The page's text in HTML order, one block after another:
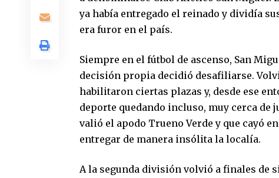
ya había entregado el reinado y dividía
era furor en el país.
Siempre en el fútbol de ascenso, San
decisión propia decidió desafiliarse.
habilitaron ciertas plazas y, desde ese
deporte quedando incluso, muy cerca de
valió el apodo Trueno Verde y que cayó
entregar de manera insólita la localía.
A la segunda división volvió a finales de